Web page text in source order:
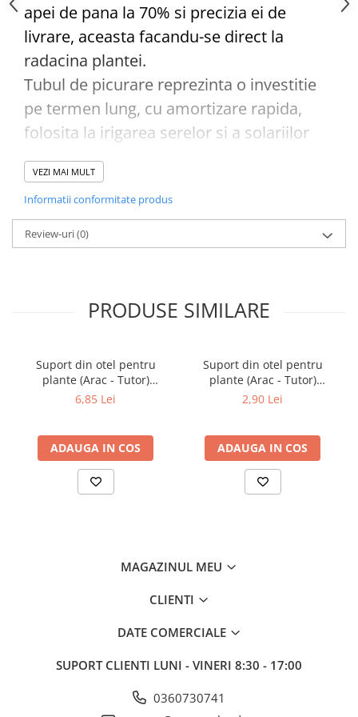
Cazmale si lopeti
Ferastraie de mana
Foarfeci de gradina
Greble
Sape si sapaligi
Unelte mici de mana
apei de pana la 70% si precizia ei de
livrare, aceasta facandu-se direct la
radacina plantei.
Tubul de picurare reprezinta o investitie
pe termen lung, cu amortizare rapida,
folosita la irigarea serelor si a solariilor
dar si in camp.
Datorita calitatii materialului LDPE, a
grosimii acestuia si al picuratoarelor,
tubul poate ajunge la o durata de
functionare de pana la 10 ani.
pentru a reduce riscul de infundare al
orificiilor.
densa si uniforma a apei.
Atentie: Fara o filtrare eficienta si in
a tubului de picurare scade semnificativ!
Specificatii tehnice:
mm sau orb pentru accesorizare cu
Debit (orificiu): 4 l/h
Grosime perete: 0.9 mm (680749, 680750,
Vanzarea se face sub forma de colac de
VEZI MAI MULT
Informatii conformitate produs
Review-uri(0)
PRODUSE SIMILARE
Suport din otel pentru
plante (Arac - Tutor)
acoperit cu strat de PVC
6,85 Lei
ADAUGA IN COS
Suport din otel pentru
plante (Arac - Tutor)
acoperit cu strat de PVC
2,90 Lei
ADAUGA IN COS
MAGAZINUL MEU
CLIENTI
DATE COMERCIALE
SUPORT CLIENTI LUNI - VINERI 8:30 - 17:00
0360730741